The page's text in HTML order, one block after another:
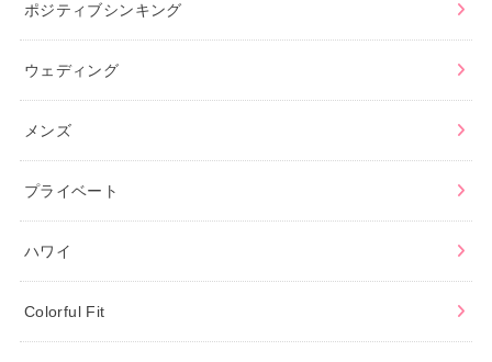
ポジティブシンキング
ウェディング
メンズ
プライベート
ハワイ
Colorful Fit